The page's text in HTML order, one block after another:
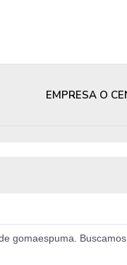
EMPRESA O
gomaespuma.